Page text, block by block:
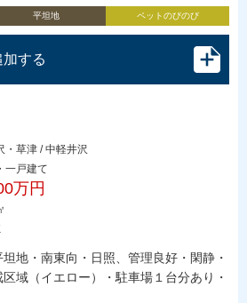
平坦地 ペットのびのび
する
・草津 / 中軽井沢
一戸建て
万円
地・南東向・日照、管理良好・閑静・
域（イエロー）・駐車場１台分あり・